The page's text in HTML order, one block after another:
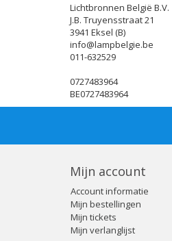
Lichtbronnen België B.V.
J.B. Truyensstraat 21
3941 Eksel (B)
info@lampbelgie.be
011-632529
0727483964
BE0727483964
Mijn account
Account informatie
Mijn bestellingen
Mijn tickets
Mijn verlanglijst